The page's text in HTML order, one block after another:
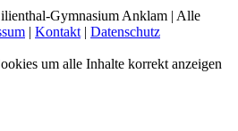
Gymnasium Anklam | Alle
| Kontakt | Datenschutz
um alle Inhalte korrekt anzeigen